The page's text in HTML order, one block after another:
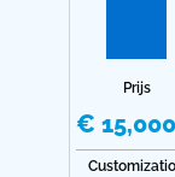
Prijs
€ 15,000